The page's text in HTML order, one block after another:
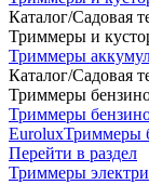
Каталог/Садовая
Триммеры и
Триммеры
Каталог/Садовая
Триммеры
Триммеры
EuroluxТриммеры
Перейти в раздел
Триммеры